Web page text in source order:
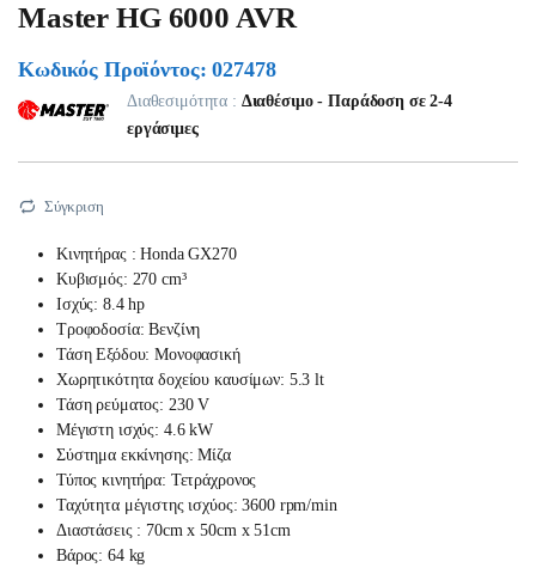
Master HG 6000 AVR
Κωδικός Προϊόντος: 027478
Διαθεσιμότητα : Διαθέσιμο - Παράδοση σε 2-4
εργάσιμες
Σύγκριση
Κινητήρας : Honda GX270
Κυβισμός: 270 cm³
Ισχύς: 8.4hp
Τροφοδοσία: Βενζίνη
Τάση Εξόδου: Μονοφασική
Χωρητικότητα δοχείου καυσίμων: 5.3lt
Τάση ρεύματος: 230 V
Μέγιστη ισχύς: 4.6kW
Σύστημα εκκίνησης:Μίζα
Τύπος κινητήρα: Τετράχρονος
Ταχύτητα μέγιστης ισχύος:3600 rpm/min
Διαστάσεις : 70cm x 50cm x 51cm
Βάρος: 64 kg